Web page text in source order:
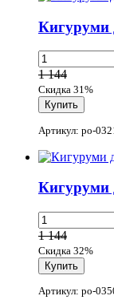
Кигуруми
1 144
Скидка 31%
Артикул: po-
Кигуруми
1 144
Скидка 32%
Артикул: po-